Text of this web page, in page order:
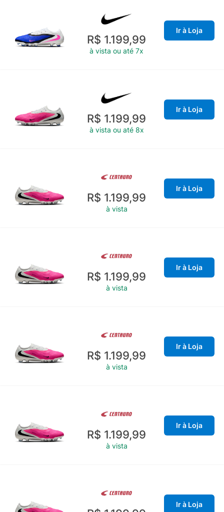
R$ 1.199,99
à vista ou até 7x
Ir à Loja
R$ 1.199,99
à vista ou até 8x
Ir à Loja
R$ 1.199,99
à vista
Ir à Loja
R$ 1.199,99
à vista
Ir à Loja
R$ 1.199,99
à vista
Ir à Loja
R$ 1.199,99
à vista
Ir à Loja
Ir à Loja